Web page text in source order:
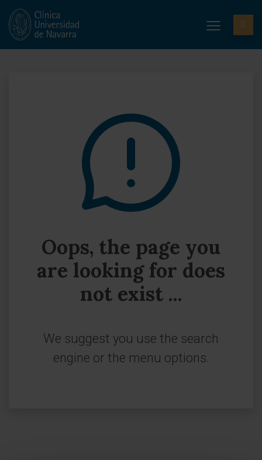
Oops, the page you
are looking for does
not exist ...
We suggest you use the search
engine or the menu options.